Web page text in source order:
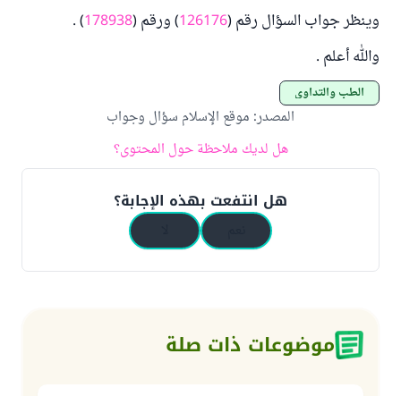
وينظر جواب السؤال رقم (126176) ورقم (178938
) .
والله أعلم .
الطب والتداوي
المصدر: موقع الإسلام سؤال وجواب
هل لديك ملاحظة حول المحتوى؟
هل انتفعت بهذه الإجابة؟
موضوعات ذات صلة